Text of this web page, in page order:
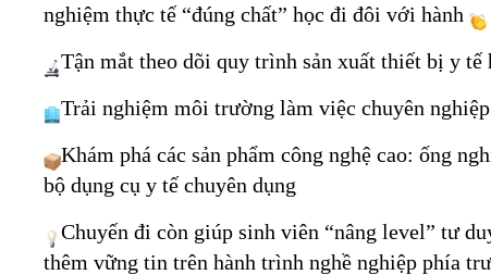
nghiệm thực tế “đúng chất” học đi đôi với hành
Tận mắt theo dõi quy trình sản xuất thiết bị y tế
Trải nghiệm môi trường làm việc chuyên nghiệp
Khám phá các sản phẩm công nghệ cao: ống
bộ dụng cụ y tế chuyên dụng
Chuyến đi còn giúp sinh viên “nâng level” tư
thêm vững tin trên hành trình nghề nghiệp phía